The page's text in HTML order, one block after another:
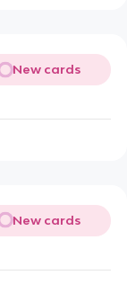
New cards
New cards